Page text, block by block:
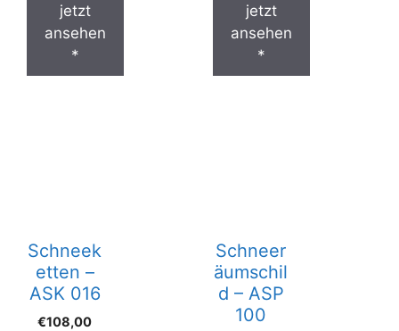
jetzt
ansehen
*
jetzt
ansehen
*
Schneek
etten –
ASK 016
€108,00
Schneer
äumschil
d – ASP
100